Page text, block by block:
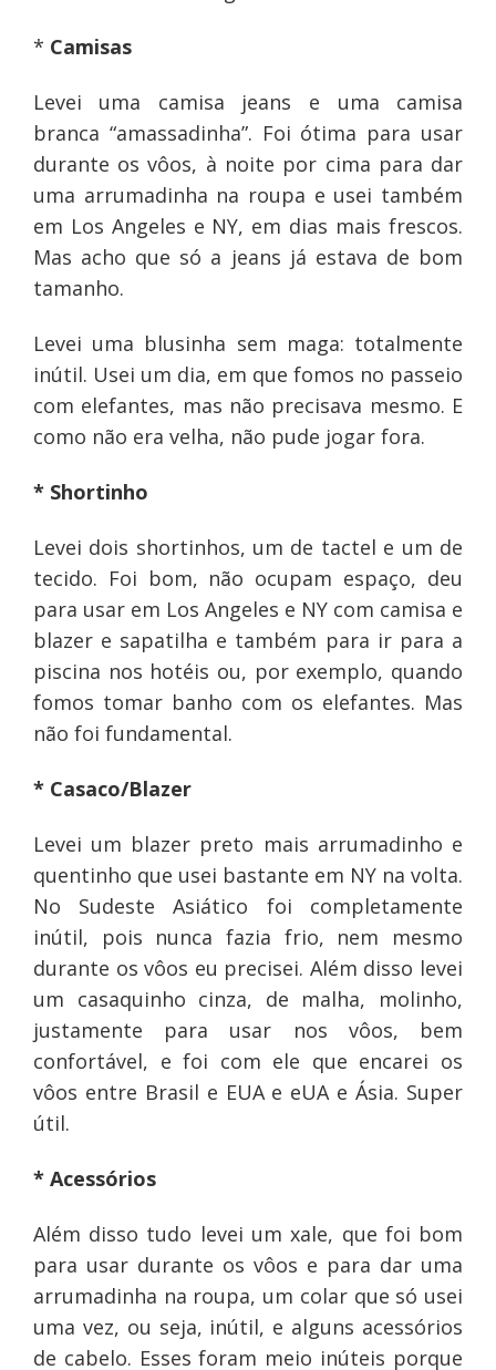
* Camisas
Levei uma camisa jeans e uma camisa
branca “amassadinha”. Foi ótima para usar
durante os vôos, à noite por cima para dar
uma arrumadinha na roupa e usei também
em Los Angeles e NY, em dias mais frescos.
Mas acho que só a jeans já estava de bom
tamanho.
Levei uma blusinha sem maga: totalmente
inútil. Usei um dia, em que fomos no passeio
com elefantes, mas não precisava mesmo. E
como não era velha, não pude jogar fora.
* Shortinho
Levei dois shortinhos, um de tactel e um de
tecido. Foi bom, não ocupam espaço, deu
para usar em Los Angeles e NY com camisa e
blazer e sapatilha e também para ir para a
piscina nos hotéis ou, por exemplo, quando
fomos tomar banho com os elefantes. Mas
não foi fundamental.
* Casaco/Blazer
Levei um blazer preto mais arrumadinho e
quentinho que usei bastante em NY na volta.
No Sudeste Asiático foi completamente
inútil, pois nunca fazia frio, nem mesmo
durante os vôos eu precisei. Além disso levei
um casaquinho cinza, de malha, molinho,
justamente para usar nos vôos, bem
confortável, e foi com ele que encarei os
vôos entre Brasil e EUA e eUA e Ásia. Super
útil.
* Acessórios
Além disso tudo levei um xale, que foi bom
para usar durante os vôos e para dar uma
arrumadinha na roupa, um colar que só usei
uma vez, ou seja, inútil, e alguns acessórios
de cabelo. Esses foram meio inúteis porque